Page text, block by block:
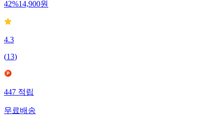
42%14,900원
4.3
(13)
447적립
무료배송